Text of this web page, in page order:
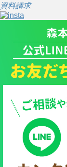
資料請求